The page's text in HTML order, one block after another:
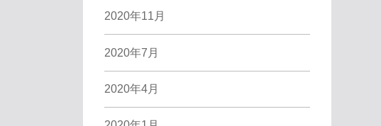
2020年11月
2020年7月
2020年4月